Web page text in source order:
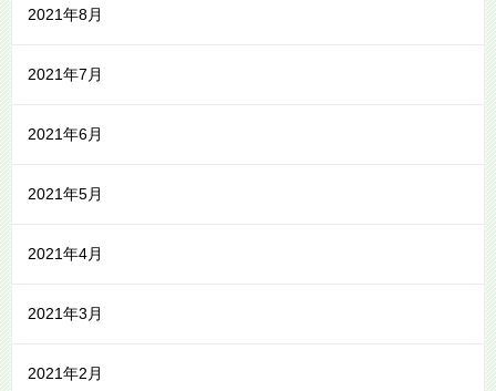
2021年8月
2021年7月
2021年6月
2021年5月
2021年4月
2021年3月
2021年2月